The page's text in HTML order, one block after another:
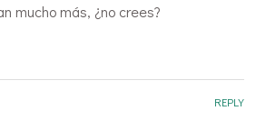
mucho más, ¿no crees?
REPLY